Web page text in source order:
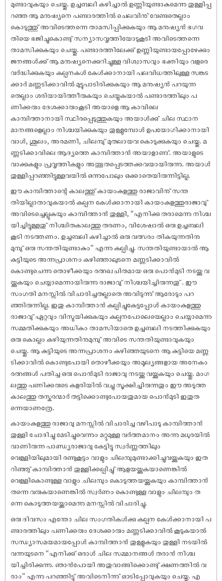
മുണ്ടാവുകയും ചെയ്തു. ഉച്ചബലി കഴിച്ചാൽ ഉണ്ണിയുണ്ടാകുമെന്നു തുള്ളിപ്പ
റഞ്ഞ ആ മനു‌ഷ്യനെ പണ്ടാരത്തിൽ ചെലവിനു് വേണ്ടതെല്ലാം
കൊടുത്തു് അവിടെത്തന്നെ താമസിപ്പിക്കുകയും ആ മനു‌ഷ്യൻ ഭഗവ
തിയെ ഭജിച്ചുകൊണ്ടു് സന്യാസവൃത്തിയോടുകൂടി അവിടെത്തന്നെ
താമസിക്കുകയും ചെയ്തു. പണ്ടാരത്തിലേക്കു് ഉണ്ണിയുണ്ടായപ്പോഴേക്കും
ജനങ്ങൾക്കു് ആ മനു‌ഷ്യനെക്കുറിച്ചുള്ള വിശ്വാസവും ഭക്തിയും വളരെ
വർദ്ധിക്കുകയും കല്പനകൾ കേൾക്കാനായി പലവിധത്തിലുള്ള സങ്കട
ക്കാർ മണ്ണടിക്കാവിൽ മുട്ടുപാടിരിക്കുകയും ആ മനു‌ഷ്യൻ പറയുന്ന
തെല്ലാം ശരിയായിത്തീരുകയും ചെയ്യുകയാൽ പണ്ടാരത്തിലും പ
ണിക്കരും ദേശക്കാരുംകൂടി അയാളെ ആ കാവിലെ
കാമ്പിത്താനായി സ്ഥിരപ്പെടുത്തുകയും അയാൾക്കു് ചില സ്ഥാന
മാനങ്ങളെല്ലാം നിശ്ചയിക്കുകയും തുള്ളുമ്പോൾ ഉപയോഗിക്കാനായി
വാൾ, ശൂലം, അരമണി, ചിലമ്പു് മുതലായവ കൊടുക്കുകയും ചെയ്തു. മ
ണ്ണടിക്കാവിലെ ആദ്യത്തെ കാമ്പിത്താൻ അയാളാണു്. അയാളുടെ
വാക്കുകളും പ്രവൃത്തികളും അത്ഭുതപ്പെടത്തക്കവയായിരുന്നു. അയാൾ
തുള്ളിപ്പറഞ്ഞിട്ടുള്ളവയിൽ ഒന്നുപോലും ഒക്കാതെയിരുന്നിട്ടില്ല.
ഈ കാമ്പിത്താന്റെ കാലത്തു് കായംകുളത്തു രാജാവിനു് സന്ത
തിയില്ലാതാവുകയാൽ കല്പന കേൾക്കാനായി കായംകുളത്തുരാജാവു്
അവിടെച്ചെല്ലുകയും കാമ്പിത്താൻ തുള്ളി, “എനിക്കു തരാമെന്നു നിശ്ച
യിച്ചിട്ടുള്ളതു് നിശ്ചിതകാലത്തു തരണം, വിശേ‌ഷാൽ ഒരു ഉച്ചബലി
കൂടി നടത്തണം. ഉച്ചബലി കഴിച്ചാൽ ഒരു വത്സരം തികയുന്നതിനു
മുമ്പു് ഒരു സന്തതിയുണ്ടാകും” എന്നു കല്പിച്ചു. സന്തതിയുണ്ടായാൽ ആ
കുട്ടിയുടെ അന്നപ്രാശനം കഴിഞ്ഞാലുടനെ മണ്ണടിക്കാവിൽ
കൊണ്ടുചെന്നു തൊഴീക്കയും രത്നഖചിതമായ ഒരു പൊൻമുടി നടയ്ക്കു വ
യ്ക്കുകയും ചെയ്യാമെന്നായിരുന്നു രാജാവു് നിശ്ചയിച്ചിരുന്നതു് . ഈ
സംഗതി മനസ്സിൽ വിചാരിച്ചതല്ലാതെ അവിടുന്നു് ആരോടും പറ
ഞ്ഞിരുന്നില്ല. ഇതു കാമ്പിത്താൻ കല്പിച്ചുകേട്ടപ്പോൾ കായംകുളത്തു
രാജാവു് ഏറ്റവും വിസ്മയിക്കുകയും കല്പനപോലെയെല്ലാം ചെയ്യാമെന്നു
സമ്മതിക്കുകയും അധികം താമസിയാതെ ഉച്ചബലി നടത്തിക്കുകയും
ഒരു കൊല്ലം കഴിയുന്നതിനുമുമ്പു് അവിടെ സന്തതിയുണ്ടാവുകയും
ചെയ്തു. ആ കുട്ടിയുടെ അന്നപ്രാശനം കഴിഞ്ഞയുടനെ ആ കുട്ടിയെ മണ്ണ
ടിക്കാവിൽ കൊണ്ടുപോയി തൊഴീക്കയും അമൂല്യങ്ങളായ അനേകം
രത്നങ്ങൾ പതിച്ച ഒരു പൊൻമുടി രാജാവു നടയ്ക്കു വയ്ക്കുകയും ചെയ്തു. മംഗ
ലത്തു പണിക്കരുടെ കളരിയിൽ വച്ചു സൂക്ഷിച്ചിരുന്നതും ഈ അടുത്ത
കാലത്തു തസ്കരന്മാർ തട്ടിക്കൊണ്ടുപോയതുമായ പൊൻമുടി ഇതുത
ന്നെയാണത്രേ.
കായംകുളത്തു രാജാവു മനസ്സിൽ വിചാരിച്ച വഴിപാടു കാമ്പിത്താൻ
തുള്ളി ചോദിച്ചു മേടിച്ചുവെന്നും മറ്റുമുള്ള വർത്തമാനം അന്നു മധുരയിൽ
വാണിരുന്ന പാണ്ഡ്യരാജാവു കേട്ടിട്ടു സ്വർണ്ണത്തിലും
വെള്ളിയിലുമായി രണ്ടുകൂട്ടം വാളും ചിലമ്പുമുണ്ടാക്കിച്ചുവയ്ക്കുകയും ഇത
റിഞ്ഞു് കാമ്പിത്താൻ തുള്ളിക്കല്പിച്ചു് ആളയയ്ക്കുകയാണെങ്കിൽ
വെള്ളികൊണ്ടുള്ള വാളും ചിലമ്പും കൊടുത്തയയ്ക്കുകയും കാമ്പിത്താൻ
തന്നെ വരുകയാണെങ്കിൽ സ്വർണം കൊണ്ടുള്ള വാളും ചിലമ്പും ത
ന്നെ കൊടുത്തയയ്ക്കാമെന്നു മനസ്സിൽ വിചാരിച്ചു.
ഒരു ദിവസം എന്തോ ചില സംഗതികൾക്കു കല്പന കേൾക്കാനായി പ
ണ്ടാരത്തിലും പണിക്കരും ദേശക്കാരും മണ്ണടിക്കാവിൽ കൂടുകയാൽ
സന്ധ്യാസമയമായപ്പോൾ കാമ്പിത്താൻ തുള്ളുകയും തുള്ളി നടയിൽ
വന്നയുടനെ “എനിക്കു് ഒരാൾ ചില സമ്മാനങ്ങൾ തരാൻ നിശ്ച
യിച്ചിരിക്കുന്നു. ഞാൻപോയി അതുവാങ്ങിക്കൊണ്ടു് ക്ഷണത്തിൽ വ
രാം” എന്നു പറഞ്ഞിട്ടു് അവിടെനിന്നു് ഓടിപ്പോവുകയും ചെയ്തു. എ